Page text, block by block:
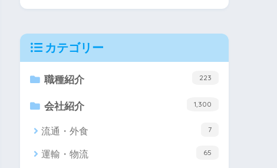
カテゴリー
職種紹介 223
会社紹介 1,300
流通・外食 7
運輸・物流 65